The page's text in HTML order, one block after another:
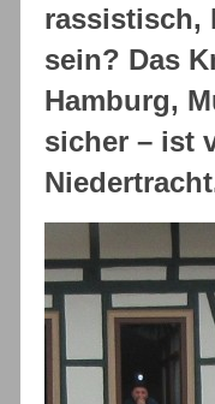
rassistisch,
sein? Das
Hamburg,
sicher – ist